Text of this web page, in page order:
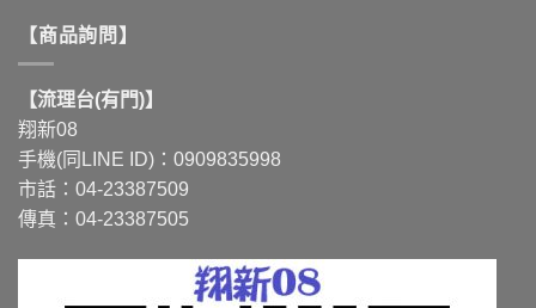
【商品詢問】
【流理台(有門)】
翔新08
手機(同LINE ID)：0909835998
市話：04-23387509
傳真：04-23387505